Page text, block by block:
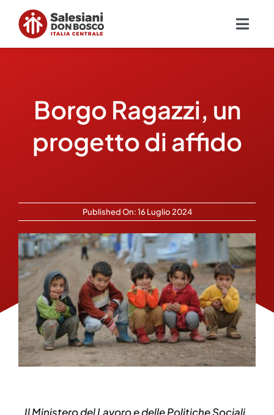
contenuto
Missione
Ambiti
Blog
Contatti
Borgo Ragazzi, un
progetto di affido
Published On: 16 Luglio 2024
Il Ministero del Lavoro e delle Politiche Sociali